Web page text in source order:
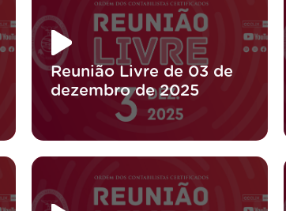
Reunião Livre de 03 de
dezembro de 2025